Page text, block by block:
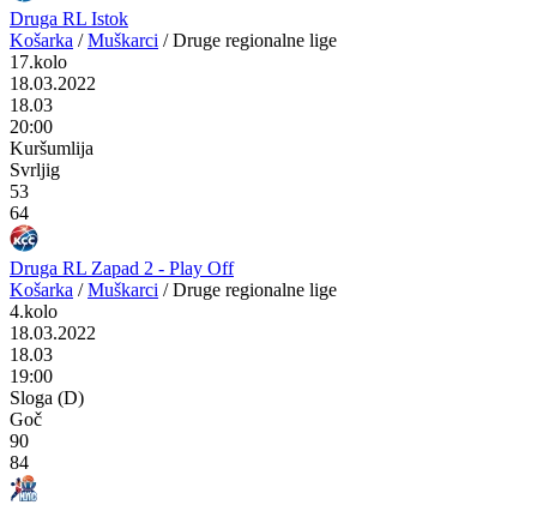
Druga RL Istok
Košarka / Muškarci / Druge regionalne lige
17.kolo
18.03.2022
18.03
20:00
Kuršumlija
Svrljig
53
64
Druga RL Zapad 2 - Play Off
Košarka / Muškarci / Druge regionalne lige
4.kolo
18.03.2022
18.03
19:00
Sloga (D)
Goč
90
84